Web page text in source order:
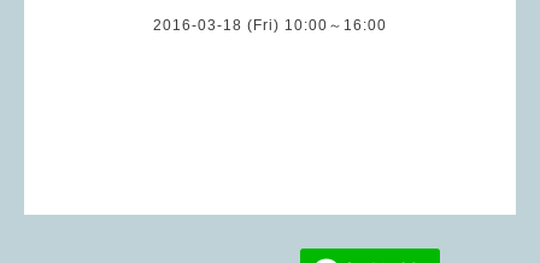
2016-03-18 (Fri) 10:00～16:00